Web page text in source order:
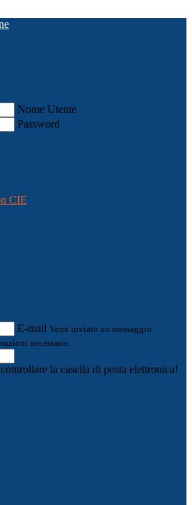
Nome Utente
Password
CIE
E-mail Verrà inviato un messaggio
necessarie.
la casella di posta elettronica!